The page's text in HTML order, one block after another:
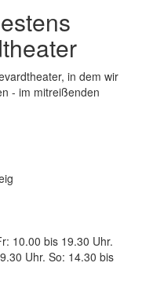
in dem wir
- im mitreißenden
10.00 bis 19.30 Uhr.
Uhr. So: 14.30 bis